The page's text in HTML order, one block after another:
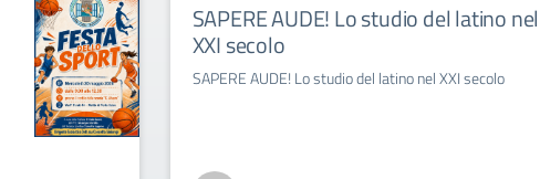
SAPERE AUDE! Lo studio del latino nel
XXI secolo
SAPERE AUDE! Lo studio del latino nel XXI secolo